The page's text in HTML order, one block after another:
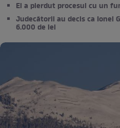
El a pierdut procesul cu un
Judecătorii au decis ca Ionel
6.000 de lei